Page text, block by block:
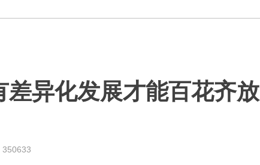
异化发展才能百花齐放
350633